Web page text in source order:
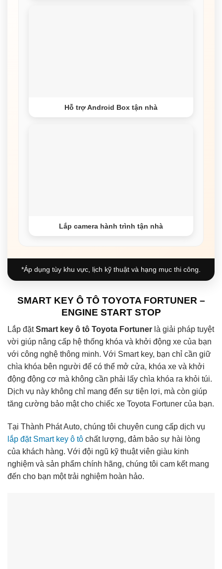
Hỗ trợ Android Box tận nhà
Lắp camera hành trình tận nhà
*Áp dụng tùy khu vực, lịch kỹ thuật và hạng mục thi công.
SMART KEY Ô TÔ TOYOTA FORTUNER –
ENGINE START STOP
Lắp đặtSmart key ô tô Toyota Fortuner là giải pháp tuyệt
vời giúp nâng cấp hệ thống khóa và khởi động xe của bạn
với công nghệ thông minh. Với Smart key, bạn chỉ cần giữ
chìa khóa bên người để có thể mở cửa, khóa xe và khởi
động động cơ mà không cần phải lấy chìa khóa ra khỏi túi.
Dịch vụ này không chỉ mang đến sự tiện lợi, mà còn giúp
tăng cường bảo mật cho chiếc xe Toyota Fortuner của bạn.
Tại Thành Phát Auto, chúng tôi chuyên cung cấp dịch vụ
lắp đặt Smart key ô tô chất lượng, đảm bảo sự hài lòng
của khách hàng. Với đội ngũ kỹ thuật viên giàu kinh
nghiệm và sản phẩm chính hãng, chúng tôi cam kết mang
đến cho bạn một trải nghiệm hoàn hảo.